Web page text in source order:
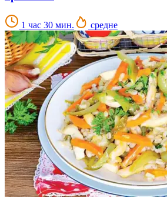
1 час 30 мин. средне